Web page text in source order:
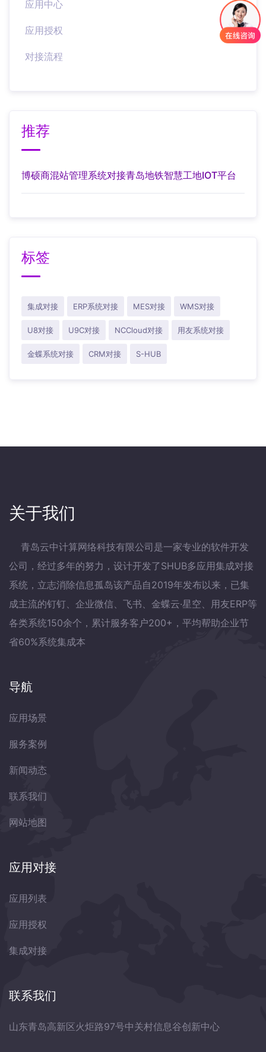
应用中心
应用授权
对接流程
推荐
博硕商混站管理系统对接青岛地铁智慧工地IOT平台
标签
集成对接 ERP系统对接 MES对接 WMS对接
U8对接 U9C对接 NCCloud对接 用友系统对接
金蝶系统对接 CRM对接 S-HUB
关于我们
青岛云中计算网络科技有限公司是一家专业的软件开发
公司，经过多年的努力，设计开发了SHUB多应用集成对接
系统，立志消除信息孤岛该产品自2019年发布以来，已集
成主流的钉钉、企业微信、飞书、金蝶云·星空、用友ERP等
各类系统150余个，累计服务客户200+，平均帮助企业节
省60%系统集成本
导航
应用场景
服务案例
新闻动态
联系我们
网站地图
应用对接
应用列表
应用授权
集成对接
联系我们
山东青岛高新区火炬路97号中关村信息谷创新中心